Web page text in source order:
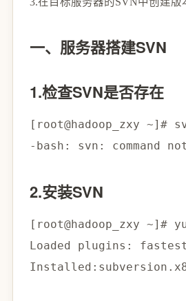
一、服务器搭建SVN
1.检查SVN是否存在
[ root@hadoop_zxy ~] #
-bash: svn: command
2.安装SVN
[ root@hadoop_zxy ~] #
Loaded plugins: